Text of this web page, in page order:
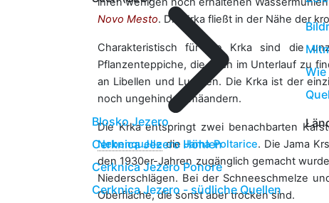
Blosko Jezero
Cerknica Jezero Höhlen
Cerknica Jezero Ponore
Cerknica Jezero - südliche Quellen
Wie
Novo Mesto. Die Krka fließt in der Nähe der
Charakteristisch für die Krka sind die
Pflanzenteppiche, die noch im Unterlauf zu
an Libellen und Lurchen. Die Krka ist der
noch ungehindert mäandern.
Die Krka entspringt zwei benachbarten
NebenquelledieJama Poltarice. Die Jama
den 1930er-Jahren zugänglich gemacht
Niederschlägen. Bei der Schneeschmelze
Oberfläche, die sonst aber trocken sind.